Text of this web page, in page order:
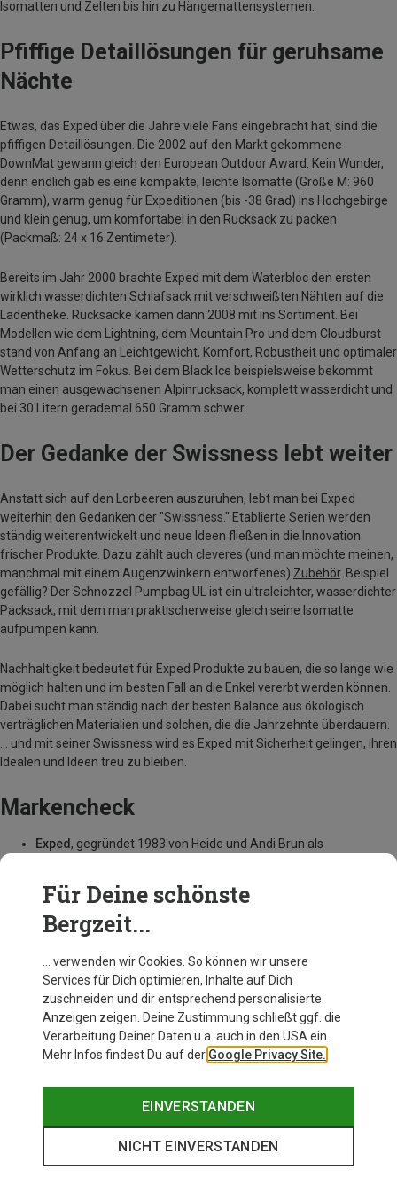
Isomatten und Zelten bis hin zu Hängemattensystemen.
Pfiffige Detaillösungen für geruhsame
Nächte
Etwas, das Exped über die Jahre viele Fans eingebracht hat, sind die
pfiffigen Detaillösungen. Die 2002 auf den Markt gekommene
DownMat gewann gleich den European Outdoor Award. Kein Wunder,
denn endlich gab es eine kompakte, leichte Isomatte (Größe M: 960
Gramm), warm genug für Expeditionen (bis -38 Grad) ins Hochgebirge
und klein genug, um komfortabel in den Rucksack zu packen
(Packmaß: 24 x 16 Zentimeter).
Bereits im Jahr 2000 brachte Exped mit dem Waterbloc den ersten
wirklich wasserdichten Schlafsack mit verschweißten Nähten auf die
Ladentheke. Rucksäcke kamen dann 2008 mit ins Sortiment. Bei
Modellen wie dem Lightning, dem Mountain Pro und dem Cloudburst
stand von Anfang an Leichtgewicht, Komfort, Robustheit und optimaler
Wetterschutz im Fokus. Bei dem Black Ice beispielsweise bekommt
man einen ausgewachsenen Alpinrucksack, komplett wasserdicht und
bei 30 Litern gerademal 650 Gramm schwer.
Der Gedanke der Swissness lebt weiter
Anstatt sich auf den Lorbeeren auszuruhen, lebt man bei Exped
weiterhin den Gedanken der "Swissness." Etablierte Serien werden
ständig weiterentwickelt und neue Ideen fließen in die Innovation
frischer Produkte. Dazu zählt auch cleveres (und man möchte meinen,
manchmal mit einem Augenzwinkern entworfenes) Zubehör. Beispiel
gefällig? Der Schnozzel Pumpbag UL ist ein ultraleichter, wasserdichter
Packsack, mit dem man praktischerweise gleich seine Isomatte
aufpumpen kann.
Nachhaltigkeit bedeutet für Exped Produkte zu bauen, die so lange wie
möglich halten und im besten Fall an die Enkel vererbt werden können.
Dabei sucht man ständig nach der besten Balance aus ökologisch
verträglichen Materialien und solchen, die die Jahrzehnte überdauern.
... und mit seiner Swissness wird es Exped mit Sicherheit gelingen, ihren
Idealen und Ideen treu zu bleiben.
Markencheck
Exped, gegründet 1983 von Heide und Andi Brun als
pfiffigen Details
Klassiker sind… die DownMat in all ihren Varianten. Das Orion
Zelt
Nachhaltigkeit:bedeutet für Exped in erster Linie eine lange
Haltbarkeit der Produkte
Für Deine schönste
Bergzeit...
… verwenden wir Cookies. So können wir unsere
Services für Dich optimieren, Inhalte auf Dich
zuschneiden und dir entsprechend personalisierte
Anzeigen zeigen. Deine Zustimmung schließt ggf. die
Verarbeitung Deiner Daten u.a. auch in den USA ein.
Mehr Infos findest Du auf der Google Privacy Site.
EINVERSTANDEN
NICHT EINVERSTANDEN